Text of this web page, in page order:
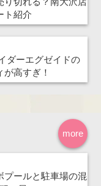
ト紹介
ダーエグゼイドの
高すぎ！
more
プールと駐車場の混